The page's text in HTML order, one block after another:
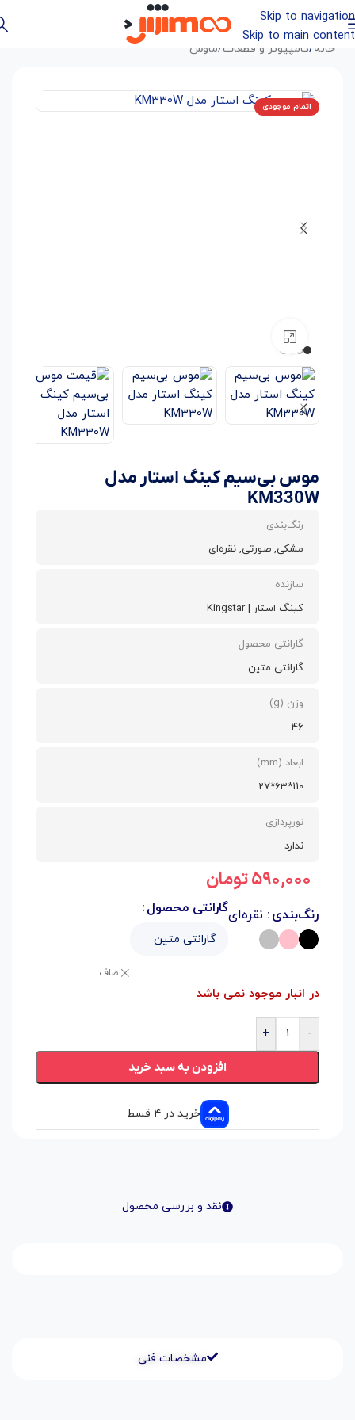
Skip to navigation
Skip to main content
خانه /کامپیوتر و قطعات/ماوس
اتمام موجودی
موس بی‌سیم کینگ استار مدل
KM330W
رنگ‌بندی
مشکی, صورتی, نقره‌ای
سازنده
کینگ استار | Kingstar
گارانتی محصول
گارانتی متین
وزن (g)
46
ابعاد (mm)
110*63*27
نورپردازی
ندارد
۵۹۰,۰۰۰تومان
رنگ‌بندی نقره‌ایگارانتی محصول
صاف
در انبار موجود نمی باشد
-
+
افزودن به سبد خرید
خرید در ۴ قسط
نقد و بررسی محصول
مشخصات فنی